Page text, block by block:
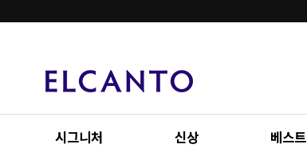
시그니처 신상 베스트